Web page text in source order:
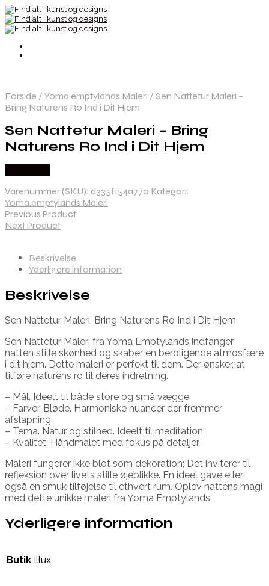
Forside / Yoma.emptylands Maleri / Sen Nattetur Maleri –
Bring Naturens Ro Ind i Dit Hjem
Sen Nattetur Maleri – Bring
Naturens Ro Ind i Dit Hjem
Varenummer (SKU): d335f154a770 Kategori:
Yoma.emptylands Maleri
Previous Product
Next Product
Beskrivelse
Yderligere information
Beskrivelse
Sen Nattetur Maleri. Bring Naturens Ro Ind i Dit Hjem
Sen Nattetur Maleri fra Yoma Emptylands indfanger
natten stille skønhed og skaber en beroligende atmosfære
i dit hjem. Dette maleri er perfekt til dem. Der ønsker, at
tilføre naturens ro til deres indretning.
– Mål. Ideelt til både store og små vægge
– Farver. Bløde. Harmoniske nuancer der fremmer
afslapning
– Tema. Natur og stilhed. Ideelt til meditation
– Kvalitet. Håndmalet med fokus på detaljer
Maleri fungerer ikke blot som dekoration; Det inviterer til
refleksion over livets stille øjeblikke. En ideel gave eller
også en smuk tilføjelse til ethvert rum. Oplev nattens magi
med dette unikke maleri fra Yoma Emptylands
Yderligere information
Butik Illux